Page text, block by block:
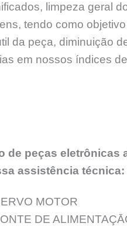
limpeza geral
tendo como
da peça, diminuição
em nossos índices
de peças eletrônicas
assistência técnica:
MOTOR
DE